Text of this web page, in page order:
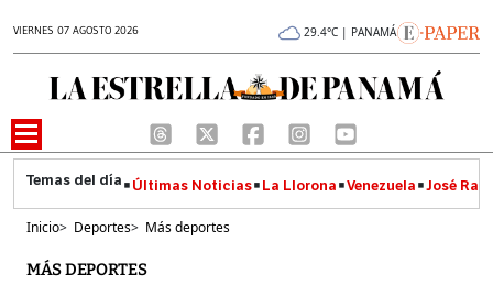
VIERNES 07 AGOSTO 2026 29.4°C | PANAMÁ
Últimas Noticias La Llorona Venezuela José
Inicio> Deportes> Más deportes
MÁS DEPORTES